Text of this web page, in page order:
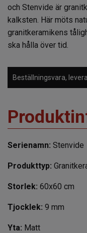
och Stenvide är
kalksten. Här möts
granitkeramikens
ska hålla över tid.
Beställningsvara,
Serienamn: Stenvide
Produkttyp:
Storlek: 60x60 cm
Tjocklek: 9 mm
Yta: Matt